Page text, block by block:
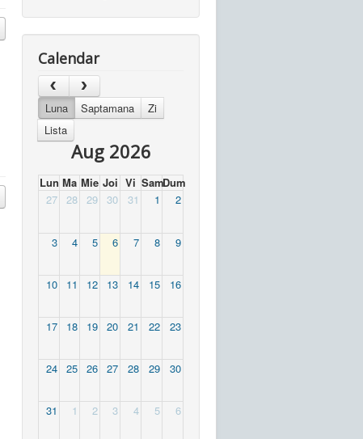
Calendar
Luna Saptamana
Zi
Lista
Aug 2026
Lun Ma Mie Joi Vi SamDum
27
28 29 30 31 1 2
3 4 5 6 7 8 9
10 11 12 13 14 15 16
17 18 19 20 21 22 23
24 25 26 27 28 29 30
31 1 2 3 4 5 6